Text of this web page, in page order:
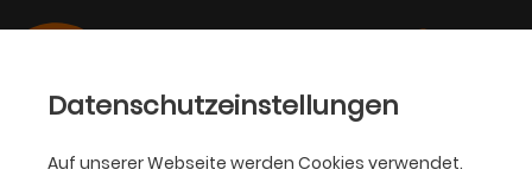
Datenschutzeinstellungen
Auf unserer Webseite werden Cookies verwendet.